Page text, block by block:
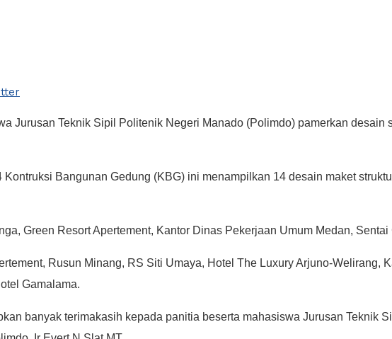
Jurusan Teknik Sipil Politenik Negeri Manado (Polimdo) pamerkan
Kontruksi Bangunan Gedung (KBG) ini menampilkan 14 desain maket
Green Resort Apertement, Kantor Dinas Pekerjaan Umum Medan,
Rusun Minang, RS Siti Umaya, Hotel The Luxury Arjuno-Welirang,
Gamalama.
banyak terimakasih kepada panitia beserta mahasiswa Jurusan Teknik